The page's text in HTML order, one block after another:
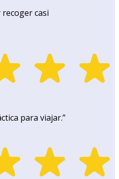
casi
para viajar.”